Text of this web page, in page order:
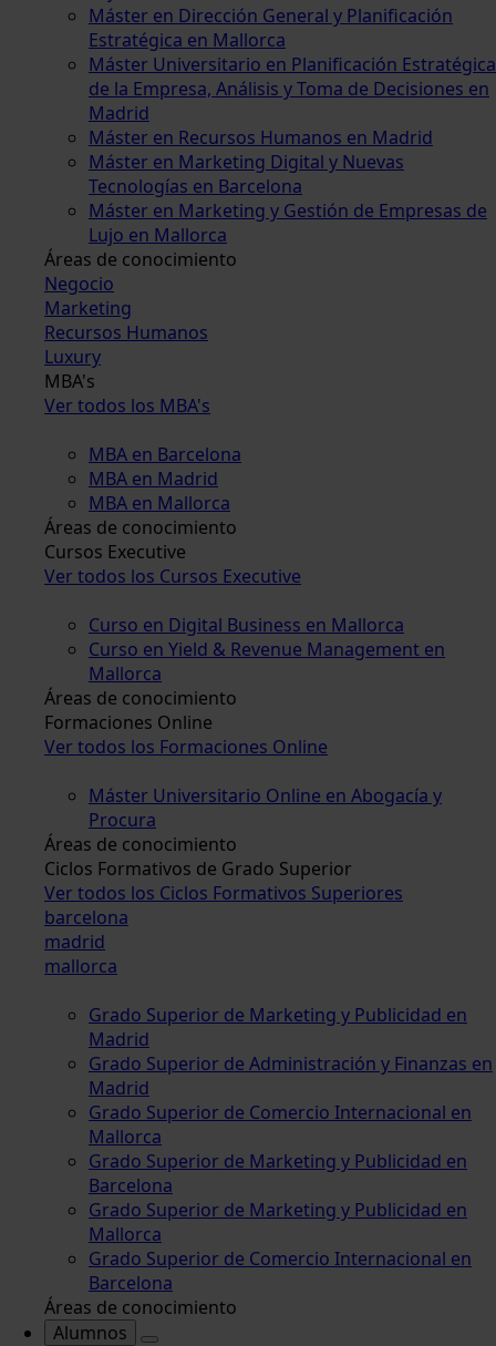
Máster en Dirección General y Planificación
Estratégica en Mallorca
Máster Universitario en Planificación Estratégica
de la Empresa, Análisis y Toma de Decisiones en
Madrid
Máster en Recursos Humanos en Madrid
Máster en Marketing Digital y Nuevas
Tecnologías en Barcelona
Máster en Marketing y Gestión de Empresas de
Lujo en Mallorca
Áreas de conocimiento
Negocio
Marketing
Recursos Humanos
Luxury
MBA's
Ver todos los MBA's
MBA en Barcelona
MBA en Madrid
MBA en Mallorca
Áreas de conocimiento
Cursos Executive
Ver todos los Cursos Executive
Curso en Digital Business en Mallorca
Curso en Yield & Revenue Management en
Mallorca
Áreas de conocimiento
Formaciones Online
Ver todos los Formaciones Online
Máster Universitario Online en Abogacía y
Procura
Áreas de conocimiento
Ciclos Formativos de Grado Superior
Ver todos los Ciclos Formativos Superiores
barcelona
madrid
mallorca
Grado Superior de Marketing y Publicidad en
Madrid
Grado Superior de Administración y Finanzas en
Madrid
Grado Superior de Comercio Internacional en
Mallorca
Grado Superior de Marketing y Publicidad en
Barcelona
Grado Superior de Marketing y Publicidad en
Mallorca
Grado Superior de Comercio Internacional en
Barcelona
Áreas de conocimiento
Alumnos